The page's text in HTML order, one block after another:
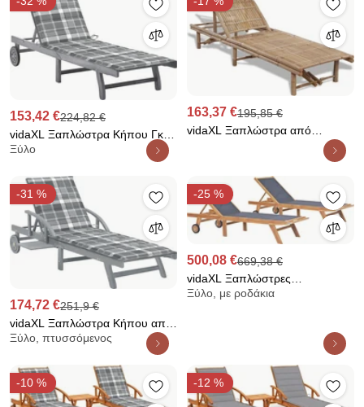
153,42 €224,82 €
vidaXL Ξαπλώστρα Κήπου Γκρι
από Μασίφ Ξύλο Ακακίας με
Ξύλο
163,37 €195,85 €
vidaXL Ξαπλώστρα από
-31 %
174,72 €251,9 €
vidaXL Ξαπλώστρα Κήπου από
Μασίφ Ξύλο Ακακίας με
Ξύλο, πτυσσόμενος
-25 %
500,08 €669,38 €
vidaXL Ξαπλώστρες
Πτυσσόμενες 2 τεμ. από Μασίφ
Ξύλο, με ροδάκια
-10 % -12 %